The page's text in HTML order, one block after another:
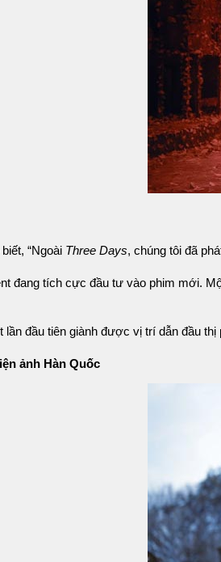
“Ngoài Three Days, chúng tôi đã
đang tích cực đầu tư vào phim mới.
lần đầu tiên giành được vị trí dẫn đầu
ảnh Hàn Quốc